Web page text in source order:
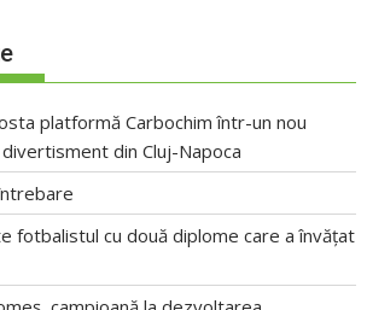
platformă Carbochim într-un nou
din Cluj-Napoca
fotbalistul cu două diplome care a învățat